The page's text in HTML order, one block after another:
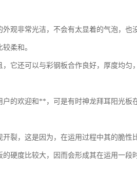
观非常光洁，不会有太显着的气泡，也
柔和。
它还可以与彩钢板合作良好，厚度均匀
的欢迎和**，可是有时神龙拜耳阳光板
裂，这是因为，在运用过程中其的脆性
硬度比较大，因而会形成其在运用一段